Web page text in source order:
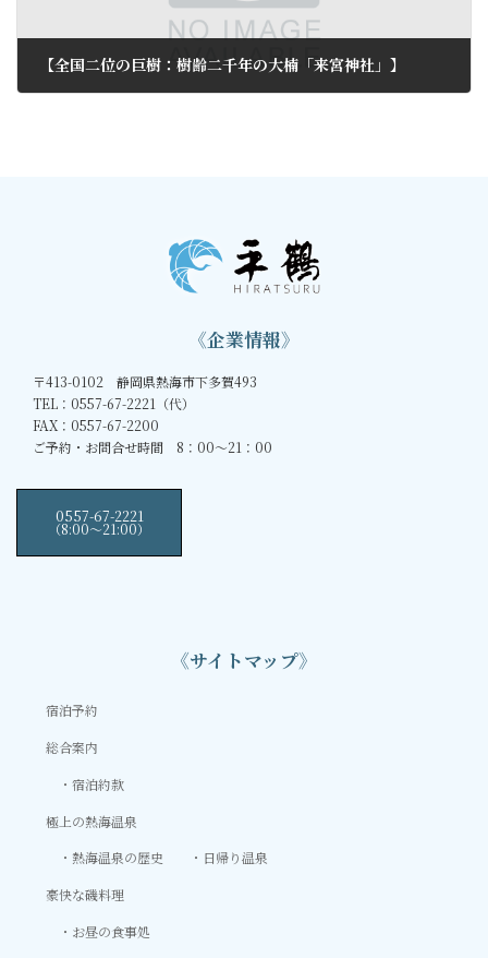
【全国二位の巨樹：樹齢二千年の大楠「来宮神社」】
《企業情報》
〒413-0102 静岡県熱海市下多賀493
TEL：0557-67-2221（代）
FAX：0557-67-2200
ご予約・お問合せ時間 8：00～21：00
0557-67-2221
（8:00〜21:00）
《サイトマップ》
宿泊予約
総合案内
宿泊約款
極上の熱海温泉
熱海温泉の歴史
日帰り温泉
豪快な磯料理
お昼の食事処